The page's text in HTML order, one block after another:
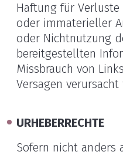
Haftung für
oder immaterieller
oder Nichtnutzung
bereitgestellten
Missbrauch von
Versagen verursacht
URHEBERRECHTE
Sofern nicht anders